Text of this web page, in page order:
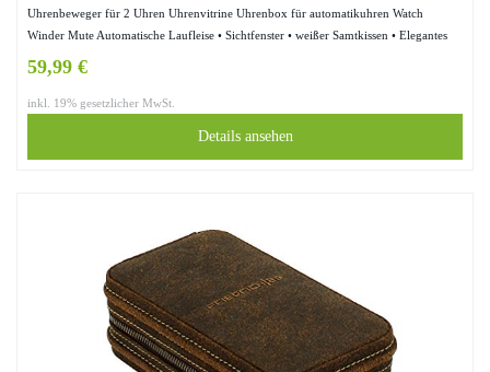
Uhrenbeweger für 2 Uhren Uhrenvitrine Uhrenbox für automatikuhren Watch
Winder Mute Automatische Laufleise • Sichtfenster • weißer Samtkissen • Elegantes
59,99 €
inkl. 19% gesetzlicher MwSt.
Details ansehen